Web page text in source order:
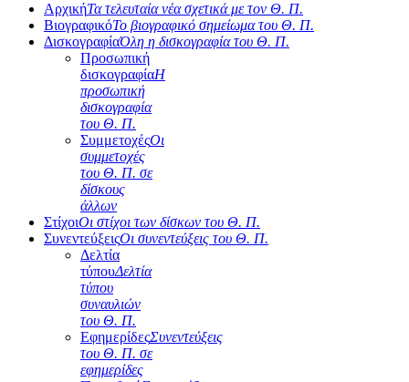
ΑρχικήΤα τελευταία νέα σχετικά με τον Θ. Π.
ΒιογραφικόΤο βιογραφικό σημείωμα του Θ. Π.
ΔισκογραφίαΌλη η δισκογραφία του Θ. Π.
Προσωπική
δισκογραφίαΗ
προσωπική
δισκογραφία
του Θ. Π.
ΣυμμετοχέςΟι
συμμετοχές
του Θ. Π. σε
δίσκους
άλλων
ΣτίχοιΟι στίχοι των δίσκων του Θ. Π.
ΣυνεντεύξειςΟι συνεντεύξεις του Θ. Π.
Δελτία
τύπουΔελτία
τύπου
συναυλιών
του Θ. Π.
ΕφημερίδεςΣυνεντεύξεις
του Θ. Π. σε
εφημερίδες